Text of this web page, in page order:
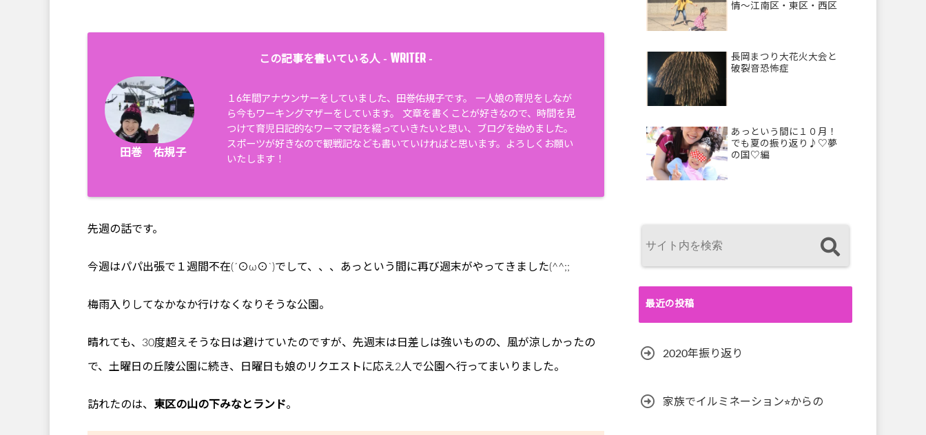
この記事を書いている人 - WRITER -
田巻 佑規子
１6年間アナウンサーをしていました、田巻佑規子です。 一人娘の育児をしなが
ら今もワーキングマザーをしています。 文章を書くことが好きなので、時間を見
つけて育児日記的なワーママ記を綴っていきたいと思い、ブログを始めました。
スポーツが好きなので観戦記なども書いていければと思います。よろしくお願い
いたします！
先週の話です。
今週はパパ出張で１週間不在(´⊙ω⊙`)でして、、、あっという間に再び週末がやってきました(^^;;
梅雨入りしてなかなか行けなくなりそうな公園。
晴れても、30度超えそうな日は避けていたのですが、先週末は日差しは強いものの、風が涼しかったの
で、土曜日の丘陵公園に続き、日曜日も娘のリクエストに応え2人で公園へ行ってまいりました。
訪れたのは、 東区の山の下みなとランド。
情〜江南区・東区・西区
長岡まつり大花火大会と
破裂音恐怖症
あっという間に１０月！
でも夏の振り返り♪♡夢
の国♡編
最近の投稿
2020年振り返り
家族でイルミネーション⭐︎からの